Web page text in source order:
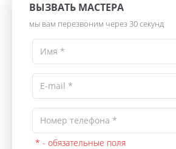
ВЫЗВАТЬ МАСТЕРА
мы вам перезвоним через 30 секунд
* - обязательные поля